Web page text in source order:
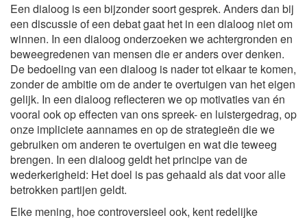
Een dialoog is een bijzonder soort gesprek. Anders dan bij
een discussie of een debat gaat het in een dialoog niet om
winnen. In een dialoog onderzoeken we achtergronden en
beweegredenen van mensen die er anders over denken.
De bedoeling van een dialoog is nader tot elkaar te komen,
zonder de ambitie om de ander te overtuigen van het eigen
gelijk. In een dialoog reflecteren we op motivaties van én
vooral ook op effecten van ons spreek- en luistergedrag, op
onze impliciete aannames en op de strategieën die we
gebruiken om anderen te overtuigen en wat die teweeg
brengen. In een dialoog geldt het principe van de
wederkerigheid: Het doel is pas gehaald als dat voor alle
betrokken partijen geldt.
Elke mening, hoe controversieel ook, kent redelijke